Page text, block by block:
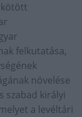
kötött
felkutatása,
növelése
szabad királyi
a levéltári